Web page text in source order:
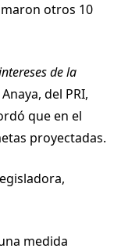
otros 10
de la
del PRI,
que en el
proyectadas.
medida